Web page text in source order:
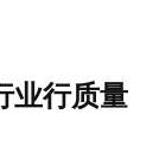
业行质量